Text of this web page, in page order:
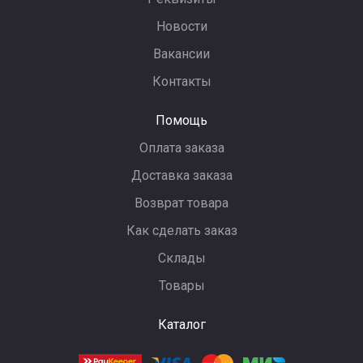
Новости
Вакансии
Контакты
Помощь
Оплата заказа
Доставка заказа
Возврат товара
Как сделать заказ
Склады
Товары
Каталог